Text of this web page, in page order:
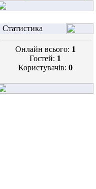
Статистика
Онлайн всього: 1
Гостей: 1
Користувачів: 0